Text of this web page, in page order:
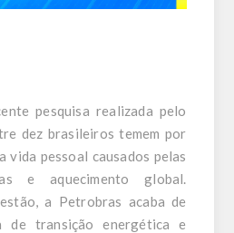
pesquisa realizada pelo
dez brasileiros temem por
vida pessoal causados pelas
e aquecimento global.
a Petrobras acaba de
de transição energética e